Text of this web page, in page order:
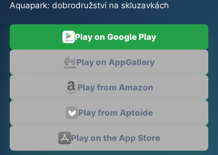
Aquapark: dobrodružství na skluzavkách
Play on Google Play
Play on AppGallery
Play from Amazon
Play from Aptoide
Play on the App Store